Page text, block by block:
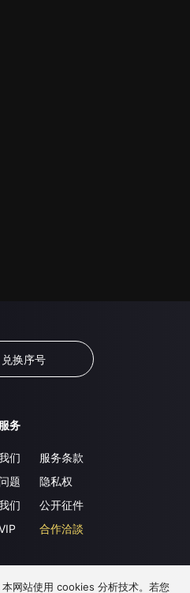
兑换序号
务
们
题
们
服务条款
隐私权
公开征件
合作洽談
网站使用 cookies 分析技术。若您